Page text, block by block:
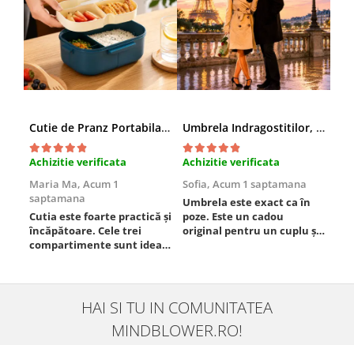
Cutie de Pranz Portabila cu Compartimente
Achizitie verificata
Maria Ma, Acum 1
saptamana
Cutia este foarte practică și
încăpătoare. Cele trei
compartimente sunt ideale
este sigură, fără scurgeri. O
folosesc aproape zilnic la
serviciu și sunt foarte
Umbrela Indragostitilor, Inima rosie
Achizitie verificata
Sofia, Acum 1 saptamana
Umbrela este exact ca în
poze. Este un cadou
original pentru un cuplu și
dimensiunea este
potrivită. Sunt foarte
mulțumită de achiziție și o
recomand celor care vor
HAI SI TU IN COMUNITATEA
MINDBLOWER.RO!